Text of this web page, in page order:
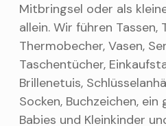
Mitbringsel oder als
allein. Wir führen Tassen,
Thermobecher, Vasen,
Taschentücher,
Brillenetuis,
Socken, Buchzeichen,
Babies und Kleinkinder